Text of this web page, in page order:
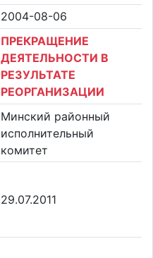
2004-08-06
ПРЕКРАЩЕНИЕ
ДЕЯТЕЛЬНОСТИ В
РЕЗУЛЬТАТЕ
РЕОРГАНИЗАЦИИ
Минский районный
исполнительный
комитет
29.07.2011